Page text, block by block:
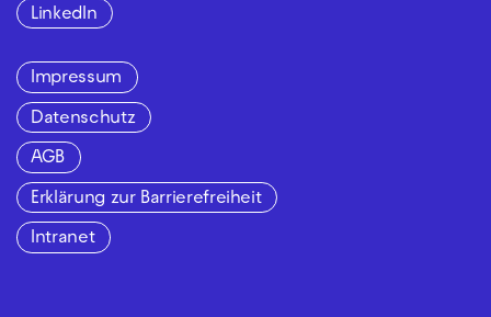
LinkedIn
Impressum
Datenschutz
AGB
Erklärung zur Barrierefreiheit
Intranet